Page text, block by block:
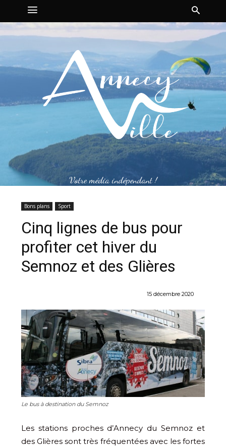
Votre média indépendant !
Bons plans Sport
Cinq lignes de bus pour
profiter cet hiver du
Semnoz et des Glières
15 décembre 2020
Le bus à destination du Semnoz
Les stations proches d’Annecy du Semnoz et
des Glières sont très fréquentées avec les fortes